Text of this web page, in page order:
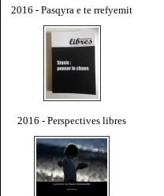
2016 - Pasqyra e te rrefyemit
2016 - Perspectives libres